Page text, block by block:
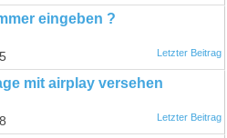
eingeben ?
mit airplay versehen